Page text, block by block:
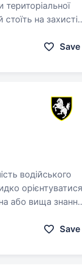
на захисті
Save
Save